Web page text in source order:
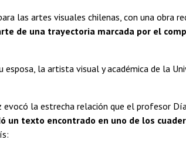
las artes visuales chilenas, con una obra
de una trayectoria marcada por el
la artista visual y académica de la
la estrecha relación que el profesor
un texto encontrado en uno de los